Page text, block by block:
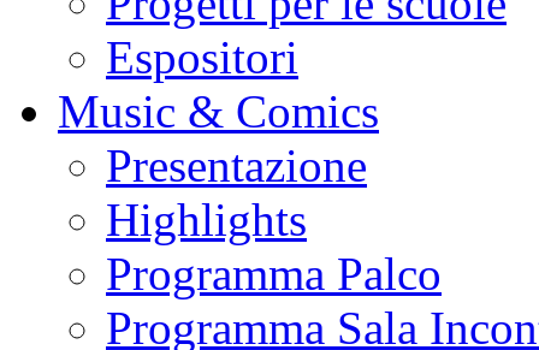
Espositori
Music & Comics
Presentazione
Highlights
Programma Palco
Programma Sala